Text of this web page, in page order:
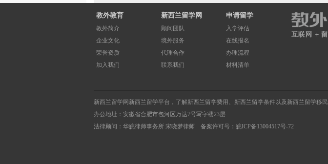
教外教育
教外简介
企业文化
荣誉资质
加入我们
新西兰留学网
顾问团队
境外服务
代理合作
联系我们
申请留学
入学评估
在线报名
办理流程
材料清单
新西兰留学网 新西兰留学平台，了解新西兰留学费用 、 新西兰留学条件以及 新西兰留学移民
办公地址：安徽省合肥市包河区万达7号写字楼23层
法律顾问：华皖律师事务所 宋晓梦律师 备案许可号： 皖ICP备13004517号-72